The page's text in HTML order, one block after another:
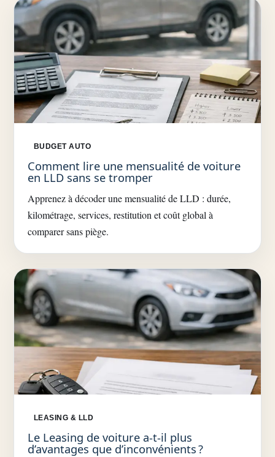
BUDGET AUTO
Comment lire une mensualité de voiture
en LLD sans se tromper
Apprenez à décoder une mensualité de LLD : durée,
kilométrage, services, restitution et coût global à
comparer sans piège.
LEASING & LLD
Le Leasing de voiture a-t-il plus
d’avantages que d’inconvénients ?